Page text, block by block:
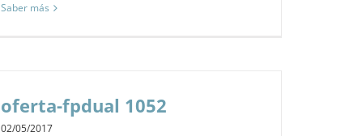
Saber más
oferta-fpdual 1052
02/05/2017